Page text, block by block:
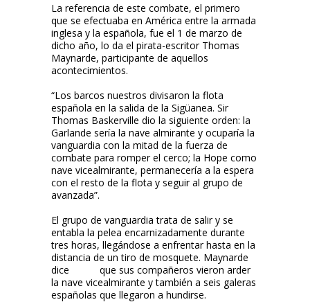
La referencia de este combate, el primero
que se efectuaba en América entre la armada
inglesa y la española, fue el 1 de marzo de
dicho año, lo da el pirata-escritor Thomas
Maynarde, participante de aquellos
acontecimientos.
“Los barcos nuestros divisaron la flota
española en la salida de la Sigüanea. Sir
Thomas Baskerville dio la siguiente orden: la
Garlande sería la nave almirante y ocuparía la
vanguardia con la mitad de la fuerza de
combate para romper el cerco; la Hope como
nave vicealmirante, permanecería a la espera
con el resto de la flota y seguir al grupo de
avanzada”.
El grupo de vanguardia trata de salir y se
entabla la pelea encarnizadamente durante
tres horas, llegándose a enfrentar hasta en la
distancia de un tiro de mosquete. Maynarde
dice que sus compañeros vieron arder
la nave vicealmirante y también a seis galeras
españolas que llegaron a hundirse.